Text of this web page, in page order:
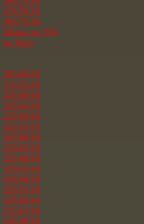
275/70/16
285/75/16
Шины на УАЗ
на Ниву
285/60/18
215/55/18
225/40/18
225/45/18
225/50/18
225/55/18
225/60/18
225/65/18
235/40/18
235/45/18
235/50/18
235/55/18
235/60/18
235/65/18
245/40/18